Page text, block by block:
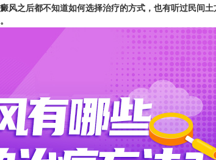
风之后都不知道如何选择治疗的方式，也有听过民间